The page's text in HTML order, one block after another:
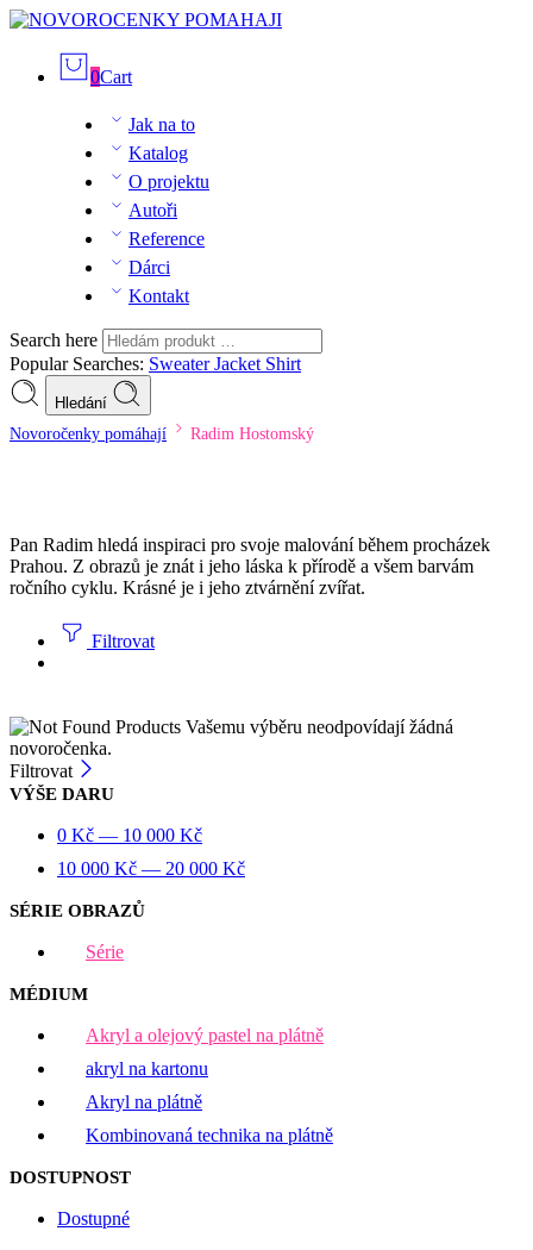
0Cart
Jak na to
Katalog
O projektu
Autoři
Reference
Dárci
Kontakt
Search here
Popular Searches: SweaterJacket Shirt
Hledání
Novoročenky pomáhají Radim Hostomský
Pan Radim hledá inspiraci pro svoje malování během procházek
Prahou. Z obrazů je znát i jeho láska k přírodě a všem barvám
ročního cyklu. Krásné je i jeho ztvárnění zvířat.
Filtrovat
Vašemu výběru neodpovídají žádná
novoročenka.
Filtrovat
VÝŠE DARU
0 Kč — 10 000 Kč
10 000 Kč — 20 000 Kč
SÉRIE OBRAZŮ
Série
MÉDIUM
Akryl a olejový pastel na plátně
akryl na kartonu
Akryl na plátně
Kombinovaná technika na plátně
DOSTUPNOST
Dostupné